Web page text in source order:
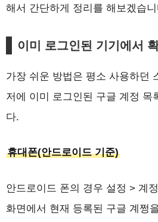
해서 간단하게 정리를 해보겠습
이미 로그인된 기기에서
가장 쉬운 방법은 평소 사용하던
저에 이미 로그인된 구글 계정 목
다.
휴대폰(안드로이드 기준)
안드로이드 폰의 경우 설정 > 계
화면에서 현재 등록된 구글 계쩡